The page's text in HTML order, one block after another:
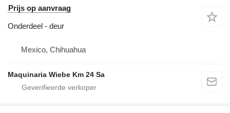
Prijs op aanvraag
Onderdeel - deur
Mexico, Chihuahua
Maquinaria Wiebe Km 24 Sa